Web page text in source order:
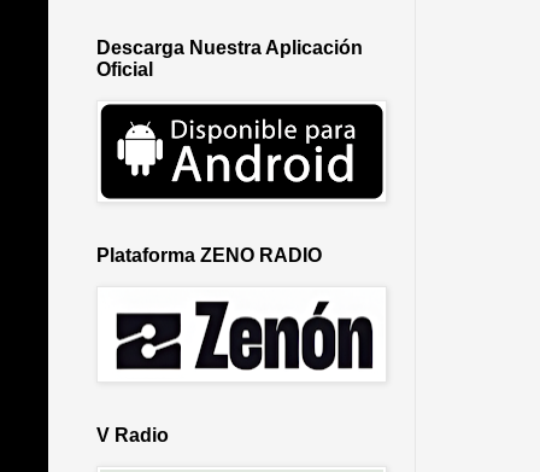
Descarga Nuestra Aplicación
Oficial
Plataforma ZENO RADIO
V Radio